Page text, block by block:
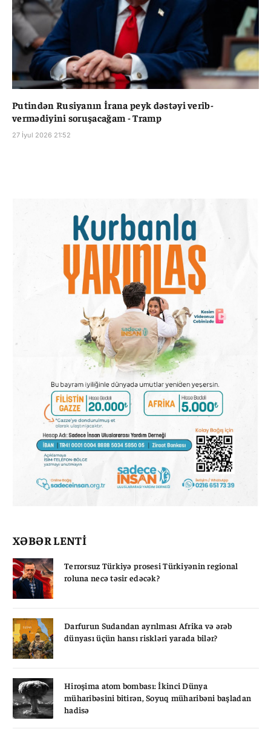
Putindən Rusiyanın İrana peyk dəstəyi verib-
vermədiyini soruşacağam - Tramp
27 İyul 2026 21:52
XƏBƏR LENTİ
Terrorsuz Türkiyə prosesi Türkiyənin regional
roluna necə təsir edəcək?
Darfurun Sudandan ayrılması Afrika və ərəb
dünyası üçün hansı riskləri yarada bilər?
Hiroşima atom bombası: İkinci Dünya
müharibəsini bitirən, Soyuq müharibəni başladan
hadisə